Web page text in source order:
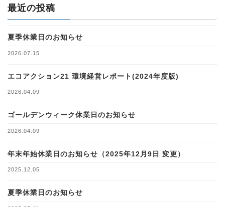
最近の投稿
夏季休業日のお知らせ
2026.07.15
エコアクション21 環境経営レポート(2024年度版)
2026.04.09
ゴールデンウィーク休業日のお知らせ
2026.04.09
年末年始休業日のお知らせ（2025年12月9日 変更）
2025.12.05
夏季休業日のお知らせ